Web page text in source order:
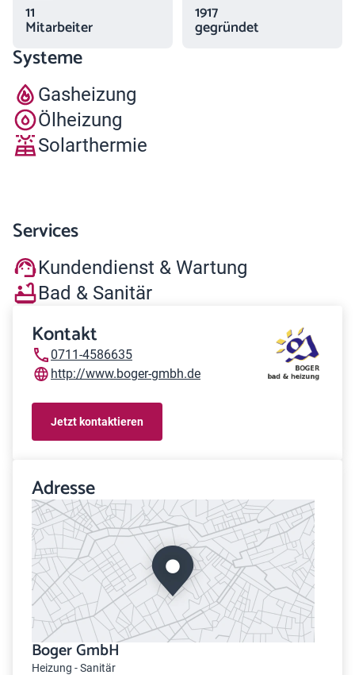
11
Mitarbeiter
1917
gegründet
Systeme
Gasheizung
Ölheizung
Solarthermie
Services
Kundendienst & Wartung
Bad & Sanitär
Kontakt
0711-4586635
http://www.boger-gmbh.de
Jetzt kontaktieren
Adresse
Boger GmbH
Heizung - Sanitär